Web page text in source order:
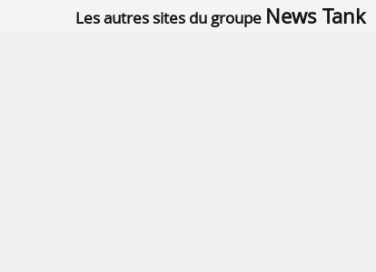
Les autres sites du groupe News Tank